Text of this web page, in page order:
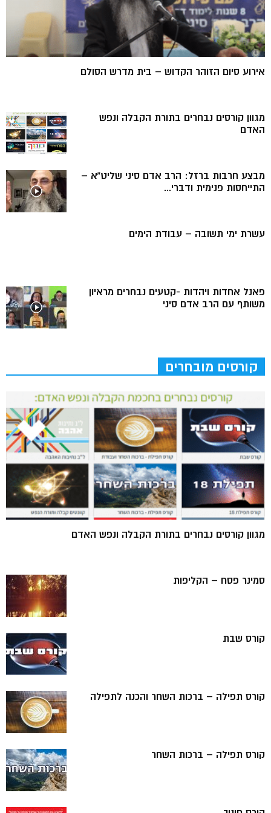
אירוע סיום הזוהר הקדוש – בית מדרש הסולם
מגוון קורסים נבחרים בתורת הקבלה ונפש
האדם
מבצע חרבות ברזל: הרב אדם סיני שליט”א –
התייחסות פנימית ודברי...
עשרת ימי תשובה – עבודת הימים
פאנל אחדות ויהדות -קטעים נבחרים מראיון
משותף עם הרב אדם סיני
קורסים מובחרים
מגוון קורסים נבחרים בתורת הקבלה ונפש האדם
סמינר פסח – הקליפות
קורס שבת
קורס תפילה – ברכות השחר והכנה לתפילה
קורס תפילה – ברכות השחר